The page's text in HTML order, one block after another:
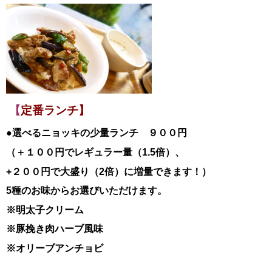
【定番ランチ】
●選べるニョッキの少量ランチ ９００円
（＋１００円でレギュラー量（1.5倍）、
+２００円で大盛り（2倍）に増量できます！）
5種のお味からお選びいただけます。
※明太子クリーム
※豚挽き肉ハーブ風味
※オリーブアンチョビ